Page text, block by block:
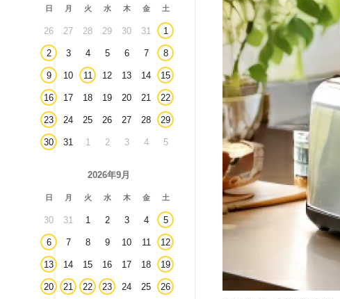
日 月 火 水 木 金 土
26 27 28 29 30 31 1
2 3 4 5 6 7 8
9 10 11 12 13 14 15
16 17 18 19 20 21 22
23 24 25 26 27 28 29
30 31 1 2 3 4 5
2026年9月
日 月 火 水 木 金 土
30 31 1 2 3 4 5
6 7 8 9 10 11 12
13 14 15 16 17 18 19
20 21 22 23 24 25 26